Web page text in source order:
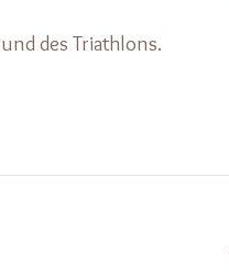
des Triathlons.